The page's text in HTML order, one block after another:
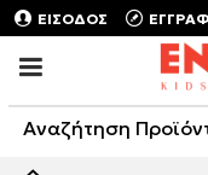
ΕΙΣΟΔΟΣ